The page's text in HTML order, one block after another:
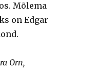
Mõlema
on Edgar
Orn,